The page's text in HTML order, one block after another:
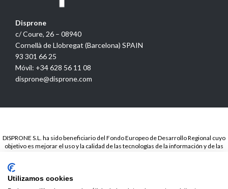
Disprone
c/ Coure, 26 – 08940
Cornellà de Llobregat (Barcelona) SPAIN
93 301 66 25
Móvil: +34 628 56 11 08
disprone@disprone.com
DISPRONE S.L. ha sido beneficiario del Fondo Europeo de Desarrollo Regional cuyo
objetivo es mejorar el uso y la calidad de las tecnologías de la información y de las
página propia.. Esta acción ha tenido lugar en el periodo de TICCámaras 2018. Para
ello ha contado con el apoyo del programa TICCámaras de la Cámara de Barcelona.
Utilizamos cookies